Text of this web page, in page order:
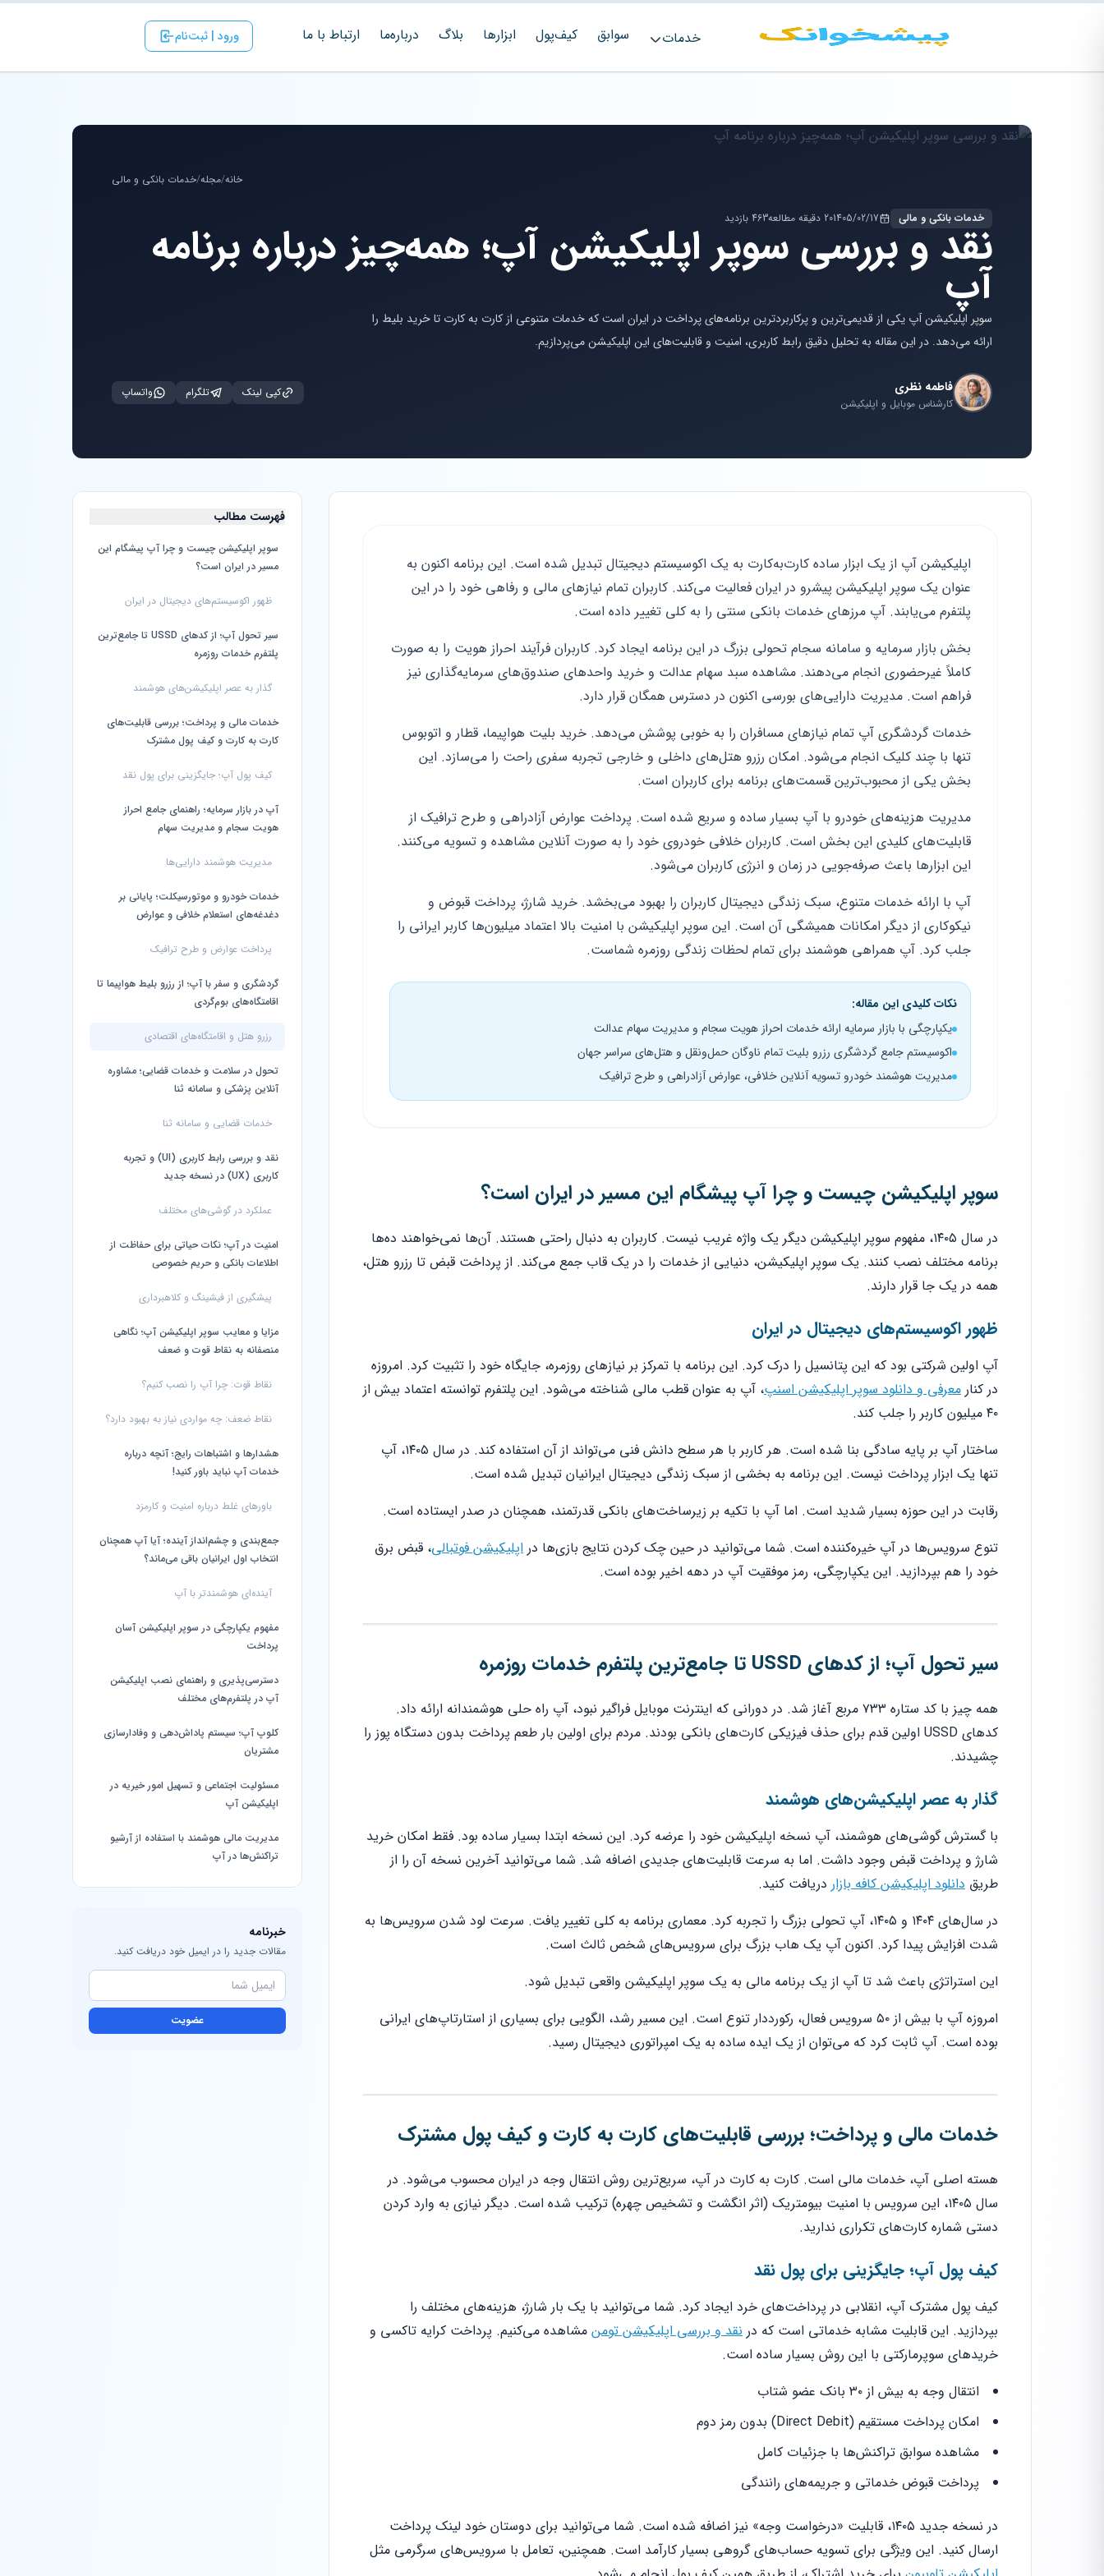
خدمات سوابق کیف‌پول ابزارها بلاگ درباره‌ما ارتباط با ‌ما ورود | ثبت‌نام
خانه/مجله/خدمات بانکی و مالی
خدمات بانکی و مالی 1405/02/1720 دقیقه مطالعه 463 بازدید
نقد و بررسی سوپر اپلیکیشن آپ؛ همه‌چیز درباره برنامه
آپ
سوپر اپلیکیشن آپ یکی از قدیمی‌ترین و پرکاربردترین برنامه‌های پرداخت در ایران است که خدمات متنوعی از کارت به کارت تا خرید بلیط را
ارائه می‌دهد. در این مقاله به تحلیل دقیق رابط کاربری، امنیت و قابلیت‌های این اپلیکیشن می‌پردازیم.
فاطمه نظری
کارشناس موبایل و اپلیکیشن
کپی لینک تلگرام واتساپ
فهرست مطالب
سوپر اپلیکیشن چیست و چرا آپ پیشگام این
مسیر در ایران است؟
ظهور اکوسیستم‌های دیجیتال در ایران
سیر تحول آپ؛ از کدهای USSD تا جامع‌ترین
پلتفرم خدمات روزمره
گذار به عصر اپلیکیشن‌های هوشمند
خدمات مالی و پرداخت؛ بررسی قابلیت‌های
کارت به کارت و کیف پول مشترک
کیف پول آپ؛ جایگزینی برای پول نقد
آپ در بازار سرمایه؛ راهنمای جامع احراز
هویت سجام و مدیریت سهام
مدیریت هوشمند دارایی‌ها
خدمات خودرو و موتورسیکلت؛ پایانی بر
دغدغه‌های استعلام خلافی و عوارض
پرداخت عوارض و طرح ترافیک
گردشگری و سفر با آپ؛ از رزرو بلیط هواپیما تا
اقامتگاه‌های بوم‌گردی
رزرو هتل و اقامتگاه‌های اقتصادی
تحول در سلامت و خدمات قضایی؛ مشاوره
آنلاین پزشکی و سامانه ثنا
خدمات قضایی و سامانه ثنا
نقد و بررسی رابط کاربری (UI) و تجربه
کاربری (UX) در نسخه جدید
عملکرد در گوشی‌های مختلف
امنیت در آپ؛ نکات حیاتی برای حفاظت از
اطلاعات بانکی و حریم خصوصی
پیشگیری از فیشینگ و کلاهبرداری
مزایا و معایب سوپر اپلیکیشن آپ؛ نگاهی
منصفانه به نقاط قوت و ضعف
نقاط قوت: چرا آپ را نصب کنیم؟
نقاط ضعف: چه مواردی نیاز به بهبود دارد؟
هشدارها و اشتباهات رایج؛ آنچه درباره
خدمات آپ نباید باور کنید!
باورهای غلط درباره امنیت و کارمزد
جمع‌بندی و چشم‌انداز آینده؛ آیا آپ همچنان
انتخاب اول ایرانیان باقی می‌ماند؟
آینده‌ای هوشمندتر با آپ
مفهوم یکپارچگی در سوپر اپلیکیشن آسان
پرداخت
دسترسی‌پذیری و راهنمای نصب اپلیکیشن
آپ در پلتفرم‌های مختلف
کلوپ آپ؛ سیستم پاداش‌دهی و وفادارسازی
مشتریان
مسئولیت اجتماعی و تسهیل امور خیریه در
اپلیکیشن آپ
مدیریت مالی هوشمند با استفاده از آرشیو
تراکنش‌ها در آپ
خبرنامه
مقالات جدید را در ایمیل خود دریافت کنید.
عضویت
اپلیکیشن آپ از یک ابزار ساده کارت‌به‌کارت به یک اکوسیستم دیجیتال تبدیل شده است. این برنامه اکنون به
عنوان یک سوپر اپلیکیشن پیشرو در ایران فعالیت می‌کند. کاربران تمام نیازهای مالی و رفاهی خود را در این
پلتفرم می‌یابند. آپ مرزهای خدمات بانکی سنتی را به کلی تغییر داده است.
بخش بازار سرمایه و سامانه سجام تحولی بزرگ در این برنامه ایجاد کرد. کاربران فرآیند احراز هویت را به صورت
کاملاً غیرحضوری انجام می‌دهند. مشاهده سبد سهام عدالت و خرید واحدهای صندوق‌های سرمایه‌گذاری نیز
فراهم است. مدیریت دارایی‌های بورسی اکنون در دسترس همگان قرار دارد.
خدمات گردشگری آپ تمام نیازهای مسافران را به خوبی پوشش می‌دهد. خرید بلیت هواپیما، قطار و اتوبوس
تنها با چند کلیک انجام می‌شود. امکان رزرو هتل‌های داخلی و خارجی تجربه سفری راحت را می‌سازد. این
بخش یکی از محبوب‌ترین قسمت‌های برنامه برای کاربران است.
مدیریت هزینه‌های خودرو با آپ بسیار ساده و سریع شده است. پرداخت عوارض آزادراهی و طرح ترافیک از
قابلیت‌های کلیدی این بخش است. کاربران خلافی خودروی خود را به صورت آنلاین مشاهده و تسویه می‌کنند.
این ابزارها باعث صرفه‌جویی در زمان و انرژی کاربران می‌شود.
آپ با ارائه خدمات متنوع، سبک زندگی دیجیتال کاربران را بهبود می‌بخشد. خرید شارژ، پرداخت قبوض و
نیکوکاری از دیگر امکانات همیشگی آن است. این سوپر اپلیکیشن با امنیت بالا اعتماد میلیون‌ها کاربر ایرانی را
جلب کرد. آپ همراهی هوشمند برای تمام لحظات زندگی روزمره شماست.
نکات کلیدی این مقاله:
یکپارچگی با بازار سرمایه ارائه خدمات احراز هویت سجام و مدیریت سهام عدالت
اکوسیستم جامع گردشگری رزرو بلیت تمام ناوگان حمل‌ونقل و هتل‌های سراسر جهان
مدیریت هوشمند خودرو تسویه آنلاین خلافی، عوارض آزادراهی و طرح ترافیک
سوپر اپلیکیشن چیست و چرا آپ پیشگام این مسیر در ایران است؟
در سال ۱۴۰۵، مفهوم سوپر اپلیکیشن دیگر یک واژه غریب نیست. کاربران به دنبال راحتی هستند. آن‌ها نمی‌خواهند ده‌ها
برنامه مختلف نصب کنند. یک سوپر اپلیکیشن، دنیایی از خدمات را در یک قاب جمع می‌کند. از پرداخت قبض تا رزرو هتل،
همه در یک جا قرار دارند.
ظهور اکوسیستم‌های دیجیتال در ایران
آپ اولین شرکتی بود که این پتانسیل را درک کرد. این برنامه با تمرکز بر نیازهای روزمره، جایگاه خود را تثبیت کرد. امروزه
در کنار معرفی و دانلود سوپر اپلیکیشن اسنپ، آپ به عنوان قطب مالی شناخته می‌شود. این پلتفرم توانسته اعتماد بیش از
۴۰ میلیون کاربر را جلب کند.
ساختار آپ بر پایه سادگی بنا شده است. هر کاربر با هر سطح دانش فنی می‌تواند از آن استفاده کند. در سال ۱۴۰۵، آپ
تنها یک ابزار پرداخت نیست. این برنامه به بخشی از سبک زندگی دیجیتال ایرانیان تبدیل شده است.
رقابت در این حوزه بسیار شدید است. اما آپ با تکیه بر زیرساخت‌های بانکی قدرتمند، همچنان در صدر ایستاده است.
تنوع سرویس‌ها در آپ خیره‌کننده است. شما می‌توانید در حین چک کردن نتایج بازی‌ها در اپلیکیشن فوتبالی، قبض برق
خود را هم بپردازید. این یکپارچگی، رمز موفقیت آپ در دهه اخیر بوده است.
سیر تحول آپ؛ از کدهای USSD تا جامع‌ترین پلتفرم خدمات روزمره
همه چیز با کد ستاره ۷۳۳ مربع آغاز شد. در دورانی که اینترنت موبایل فراگیر نبود، آپ راه حلی هوشمندانه ارائه داد.
کدهای USSD اولین قدم برای حذف فیزیکی کارت‌های بانکی بودند. مردم برای اولین بار طعم پرداخت بدون دستگاه پوز را
چشیدند.
گذار به عصر اپلیکیشن‌های هوشمند
با گسترش گوشی‌های هوشمند، آپ نسخه اپلیکیشن خود را عرضه کرد. این نسخه ابتدا بسیار ساده بود. فقط امکان خرید
شارژ و پرداخت قبض وجود داشت. اما به سرعت قابلیت‌های جدیدی اضافه شد. شما می‌توانید آخرین نسخه آن را از
طریق دانلود اپلیکیشن کافه بازار دریافت کنید.
در سال‌های ۱۴۰۴ و ۱۴۰۵، آپ تحولی بزرگ را تجربه کرد. معماری برنامه به کلی تغییر یافت. سرعت لود شدن سرویس‌ها به
شدت افزایش پیدا کرد. اکنون آپ یک هاب بزرگ برای سرویس‌های شخص ثالث است.
این استراتژی باعث شد تا آپ از یک برنامه مالی به یک سوپر اپلیکیشن واقعی تبدیل شود.
امروزه آپ با بیش از ۵۰ سرویس فعال، رکورددار تنوع است. این مسیر رشد، الگویی برای بسیاری از استارتاپ‌های ایرانی
بوده است. آپ ثابت کرد که می‌توان از یک ایده ساده به یک امپراتوری دیجیتال رسید.
خدمات مالی و پرداخت؛ بررسی قابلیت‌های کارت به کارت و کیف پول مشترک
هسته اصلی آپ، خدمات مالی است. کارت به کارت در آپ، سریع‌ترین روش انتقال وجه در ایران محسوب می‌شود. در
سال ۱۴۰۵، این سرویس با امنیت بیومتریک (اثر انگشت و تشخیص چهره) ترکیب شده است. دیگر نیازی به وارد کردن
دستی شماره کارت‌های تکراری ندارید.
کیف پول آپ؛ جایگزینی برای پول نقد
کیف پول مشترک آپ، انقلابی در پرداخت‌های خرد ایجاد کرد. شما می‌توانید با یک بار شارژ، هزینه‌های مختلف را
بپردازید. این قابلیت مشابه خدماتی است که در نقد و بررسی اپلیکیشن تومن مشاهده می‌کنیم. پرداخت کرایه تاکسی و
خریدهای سوپرمارکتی با این روش بسیار ساده است.
انتقال وجه به بیش از ۳۰ بانک عضو شتاب
امکان پرداخت مستقیم (Direct Debit) بدون رمز دوم
مشاهده سوابق تراکنش‌ها با جزئیات کامل
پرداخت قبوض خدماتی و جریمه‌های رانندگی
در نسخه جدید ۱۴۰۵، قابلیت «درخواست وجه» نیز اضافه شده است. شما می‌توانید برای دوستان خود لینک پرداخت
ارسال کنید. این ویژگی برای تسویه حساب‌های گروهی بسیار کارآمد است. همچنین، تعامل با سرویس‌های سرگرمی مثل